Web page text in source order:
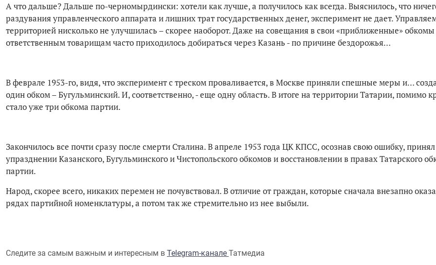
А что дальше? Дальше по-черномырдински: хотели как лучше, а получилось как всегда. Выяснилось, что
раздувания управленческого аппарата и лишних трат государственных денег, эксперимент не дает.
территорией нисколько не улучшилась – скорее наоборот. Даже на совещания в свои «приближенные» обкомы
ответственным товарищам часто приходилось добираться через Казань - по причине бездорожья…
В феврале 1953-го, видя, что эксперимент с треском проваливается, в Москве приняли спешные меры и…
один обком – Бугульминский. И, соответственно, - еще одну область. В итоге на территории Татарии, помимо
стало уже три обкома партии.
Закончилось все почти сразу после смерти Сталина. В апреле 1953 года ЦК КПСС, осознав свою ошибку,
упразднении Казанского, Бугульминского и Чистопольского обкомов и восстановлении в правах Татарского
партии.
Народ, скорее всего, никаких перемен не почувствовал. В отличие от граждан, которые сначала внезапно
рядах партийной номенклатуры, а потом так же стремительно из нее выбыли.
Следите за самым важным и интересным в Telegram-канале Татмедиа